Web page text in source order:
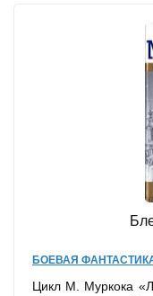
БОЕВАЯ
Цикл М. Муркока